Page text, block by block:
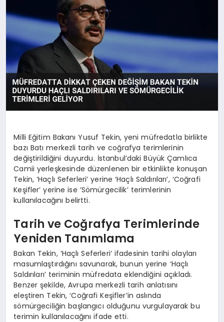
SIYASET
SPOR
TEKNOLOJI
Milli Eğitim Bakanı Yusuf Tekin, yeni müfredatla birlikte
bazı Batı merkezli tarih ve coğrafya terimlerinin
değiştirildiğini duyurdu. İstanbul’daki Büyük Çamlıca
Camii yerleşkesinde düzenlenen bir etkinlikte konuşan
Tekin, ‘Haçlı Seferleri’ yerine ‘Haçlı Saldırıları’, ‘Coğrafi
Keşifler’ yerine ise ‘Sömürgecilik’ terimlerinin
kullanılacağını belirtti.
Tarih ve Coğrafya Terimlerinde
Yeniden Tanımlama
Bakan Tekin, ‘Haçlı Seferleri’ ifadesinin tarihi olayları
masumlaştırdığını savunarak, bunun yerine ‘Haçlı
Saldırıları’ teriminin müfredata eklendiğini açıkladı.
Benzer şekilde, Avrupa merkezli tarih anlatısını
eleştiren Tekin, ‘Coğrafi Keşifler’in aslında
sömürgeciliğin başlangıcı olduğunu vurgulayarak bu
terimin kullanılacağını ifade etti.